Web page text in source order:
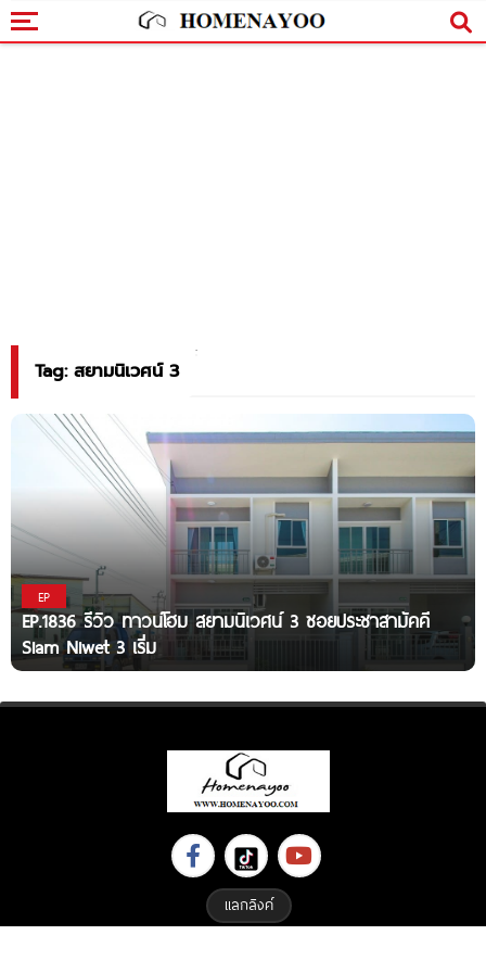
Tag: สยามนิเวศน์ 3
EP
EP.1836 รีวิว ทาวน์โฮม สยามนิเวศน์ 3 ซอยประชาสามัคคี
Siam Niwet 3 เริ่ม
แลกลิงค์